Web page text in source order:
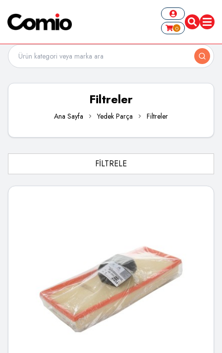
0
Filtreler
Ana Sayfa Yedek Parça Filtreler
FİLTRELE